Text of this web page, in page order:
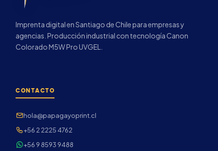
Imprenta digital en Santiago de Chile para empresas y
agencias. Producción industrial con tecnología Canon
Colorado M5W Pro UVGEL.
CONTACTO
hola@papagayoprint.cl
+56 2 2225 4762
+56 9 8593 9488